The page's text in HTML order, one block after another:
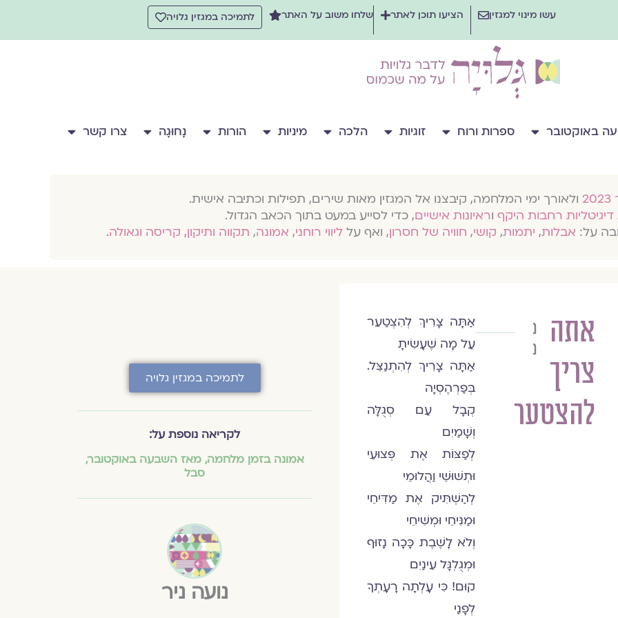
עשו מינוי למגזין הציעו תוכן לאתר שלחו משוב על האתר לתמיכה במגזין גלויה
באוקטובר ספרות ורוח זוגיות הלכה מיניות הורות נָחוּגָה צרו קשר
ולאורך ימי המלחמה, קיבצנו אל המגזין מאות שירים, תפילות וכתיבה אישית.
רחבות היקף וראיונות אישיים, כדי לסייע במעט בתוך הכאב הגדול.
על: אבלות, יתמות, קושי, חוויה של חסרון, ואף על ליווי רוחני, אמונה, תקווה ותיקון, קריסה וגאולה.
אתה
צריך
להצטער
נועה
ניר
אַתָּה צָרִיךְ לְהִצְטַעֵר
עַל מָה שֶׁעָשִׂיתָ
אַתָּה צָרִיךְ לְהִתְנַצֵּל.
בְּפַרְהֶסְיָה
קְבָל עַם סְגֻלָּה
וְשָׁמַיִם
לְפַצּוֹת אֶת פְּצוּעֵי
וּתְשׁוּשֵׁי וַהֲלוּמֵי
לְהַשְׁתִּיק אֶת מַדִּיחֵי
וּמַנִּיחֵי וּמְשִׁיחֵי
וְלֹא לָשֶׁבֶת כָּכָה נָזוּף
וּמְגֻלְגָּל עֵינַיִם
קוּם! כִּי עָלְתָה רָעָתְךָ
לְפָנַי
לתמיכה במגזין גלויה
לקריאה נוספת על:
אמונה בזמן מלחמה,מאז השבעה באוקטובר,
סבל
נועה ניר